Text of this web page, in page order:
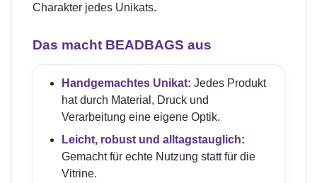
Charakter jedes Unikats.
Das macht BEADBAGS aus
Handgemachtes Unikat: Jedes Produkt
hat durch Material, Druck und
Verarbeitung eine eigene Optik.
Leicht, robust und alltagstauglich:
Gemacht für echte Nutzung statt für die
Vitrine.